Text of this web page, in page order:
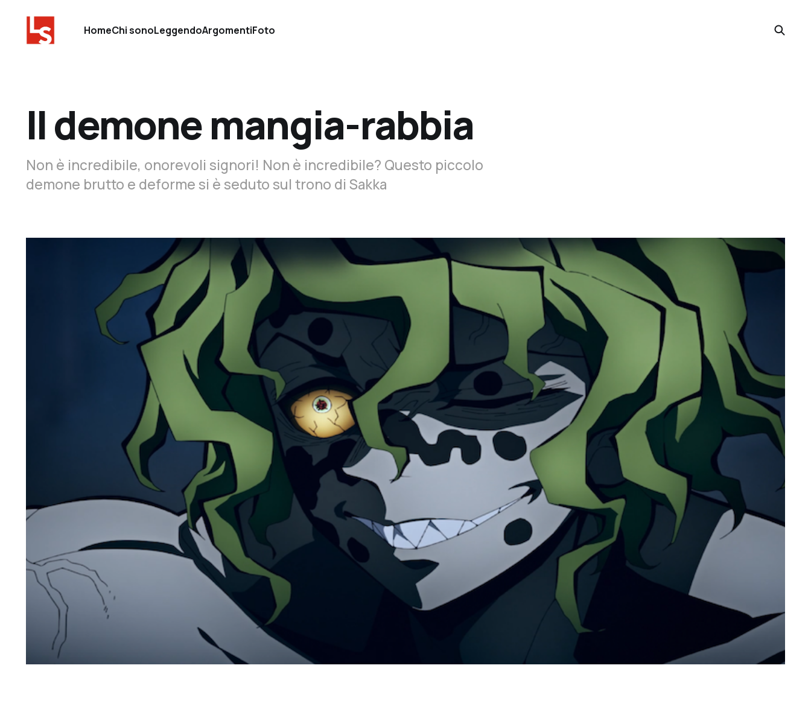
HomeChi sonoLeggendoArgomentiFoto
Il demone mangia-rabbia
Non è incredibile, onorevoli signori! Non è incredibile? Questo piccolo
demone brutto e deforme si è seduto sul trono di Sakka